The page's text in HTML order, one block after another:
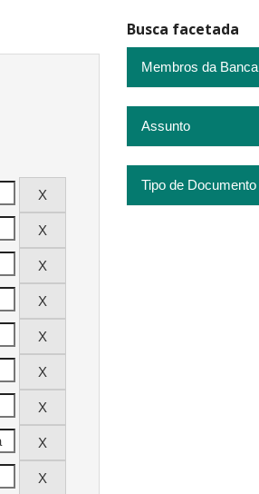
Busca facetada
Membros da Banca
Assunto
Tipo de Documento